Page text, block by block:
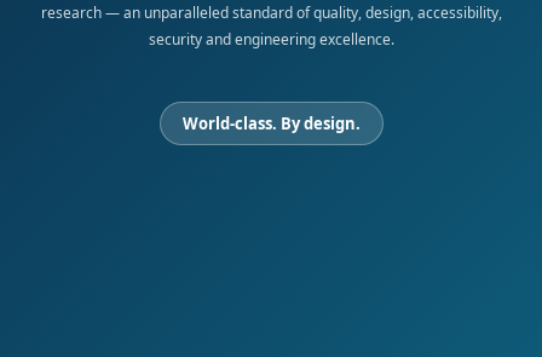
research — an unparalleled standard of quality, design, accessibility,
security and engineering excellence.
World-class. By design.